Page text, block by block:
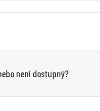
není dostupný?